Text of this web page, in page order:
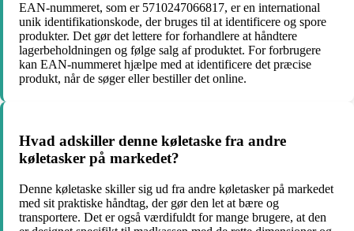
EAN-nummeret, som er 5710247066817, er en international
unik identifikationskode, der bruges til at identificere og spore
produkter. Det gør det lettere for forhandlere at håndtere
lagerbeholdningen og følge salg af produktet. For forbrugere
kan EAN-nummeret hjælpe med at identificere det præcise
produkt, når de søger eller bestiller det online.
Hvad adskiller denne køletaske fra andre
køletasker på markedet?
Denne køletaske skiller sig ud fra andre køletasker på markedet
med sit praktiske håndtag, der gør den let at bære og
transportere. Det er også værdifuldt for mange brugere, at den